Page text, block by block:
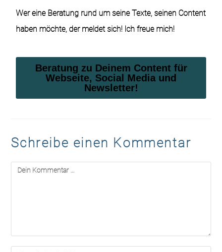
Wer eine Beratung rund um seine Texte, seinen Content
haben möchte, der meldet sich! Ich freue mich!
Beratung zu Deinem Content für
Webseite, Social Media und
Newsletter!
Schreibe einen Kommentar